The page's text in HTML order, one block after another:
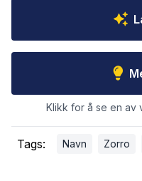
Klikk for å se en av
Tags: Navn Zorro